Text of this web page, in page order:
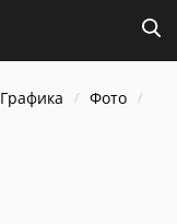
Графика
Фото